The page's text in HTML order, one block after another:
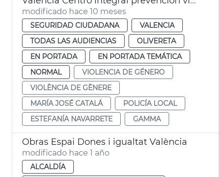
modificado hace 10 meses
SEGURIDAD CIUDADANA
VALENCIA
TODAS LAS AUDIENCIAS
OLIVERETA
EN PORTADA
EN PORTADA TEMÁTICA
NORMAL
VIOLENCIA DE GÉNERO
VIOLÈNCIA DE GÈNERE
MARÍA JOSÉ CATALÁ
POLICÍA LOCAL
ESTEFANÍA NAVARRETE
GAMMA
Obras Espai Dones i igualtat València
modificado hace 1 año
ALCALDÍA